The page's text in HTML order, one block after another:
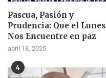
Pascua, Pasión y
Prudencia: Que el Lunes
Nos Encuentre en paz
abril 18, 2025
4